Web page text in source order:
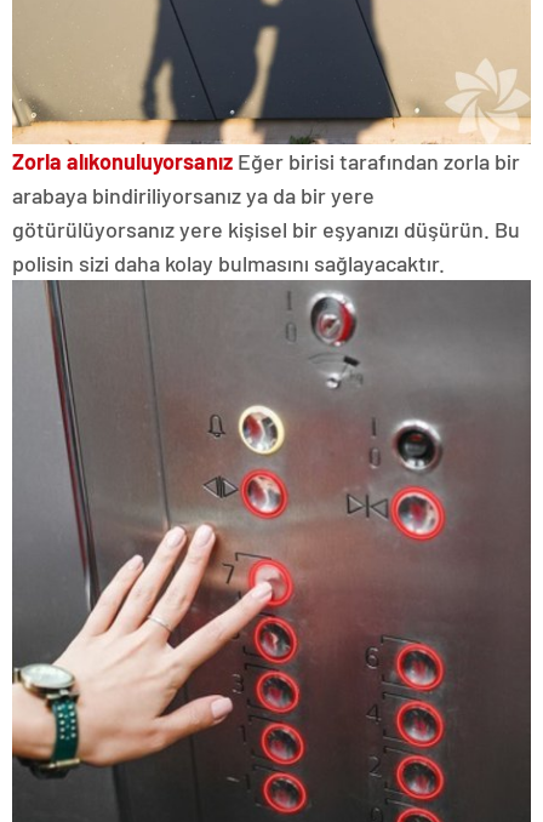
Zorla alıkonuluyorsanız Eğer birisi tarafından zorla bir
arabaya bindiriliyorsanız ya da bir yere
götürülüyorsanız yere kişisel bir eşyanızı düşürün. Bu
polisin sizi daha kolay bulmasını sağlayacaktır.